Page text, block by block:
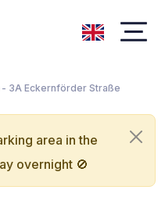
3A Eckernförder Straße
area in the
overnight 🚫